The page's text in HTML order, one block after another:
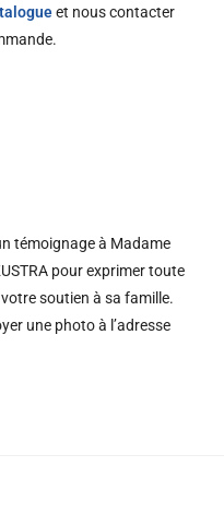
et nous contacter
témoignage à Madame
pour exprimer toute
soutien à sa famille.
une photo à l’adresse